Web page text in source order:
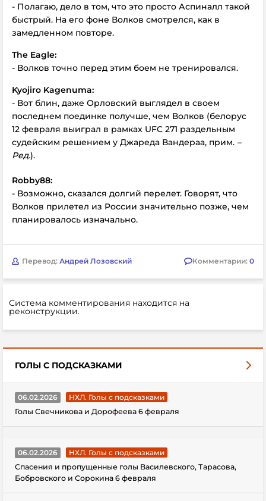
- Полагаю, дело в том, что это просто Аспиналл такой
быстрый. На его фоне Волков смотрелся, как в
замедленном повторе.
The Eagle:
- Волков точно перед этим боем не тренировался.
Kyojiro Kagenuma:
- Вот блин, даже Орловский выглядел в своем
последнем поединке получше, чем Волков (белорус
12 февраля выиграл в рамках UFC 271 раздельным
судейским решением у Джареда Вандераа, прим. –
Ред.).
Robby88:
- Возможно, сказался долгий перелет. Говорят, что
Волков прилетел из России значительно позже, чем
планировалось изначально.
Перевод: Андрей Лозовский Комментарии: 0
Система комментирования находится на
реконструкции.
ГОЛЫ С ПОДСКАЗКАМИ
06.02.2026
НХЛ. Голы с подсказками
Голы Свечникова и Дорофеева 6 февраля
06.02.2026
НХЛ. Голы с подсказками
Спасения и пропущенные голы Василевского, Тарасова,
Бобровского и Сорокина 6 февраля